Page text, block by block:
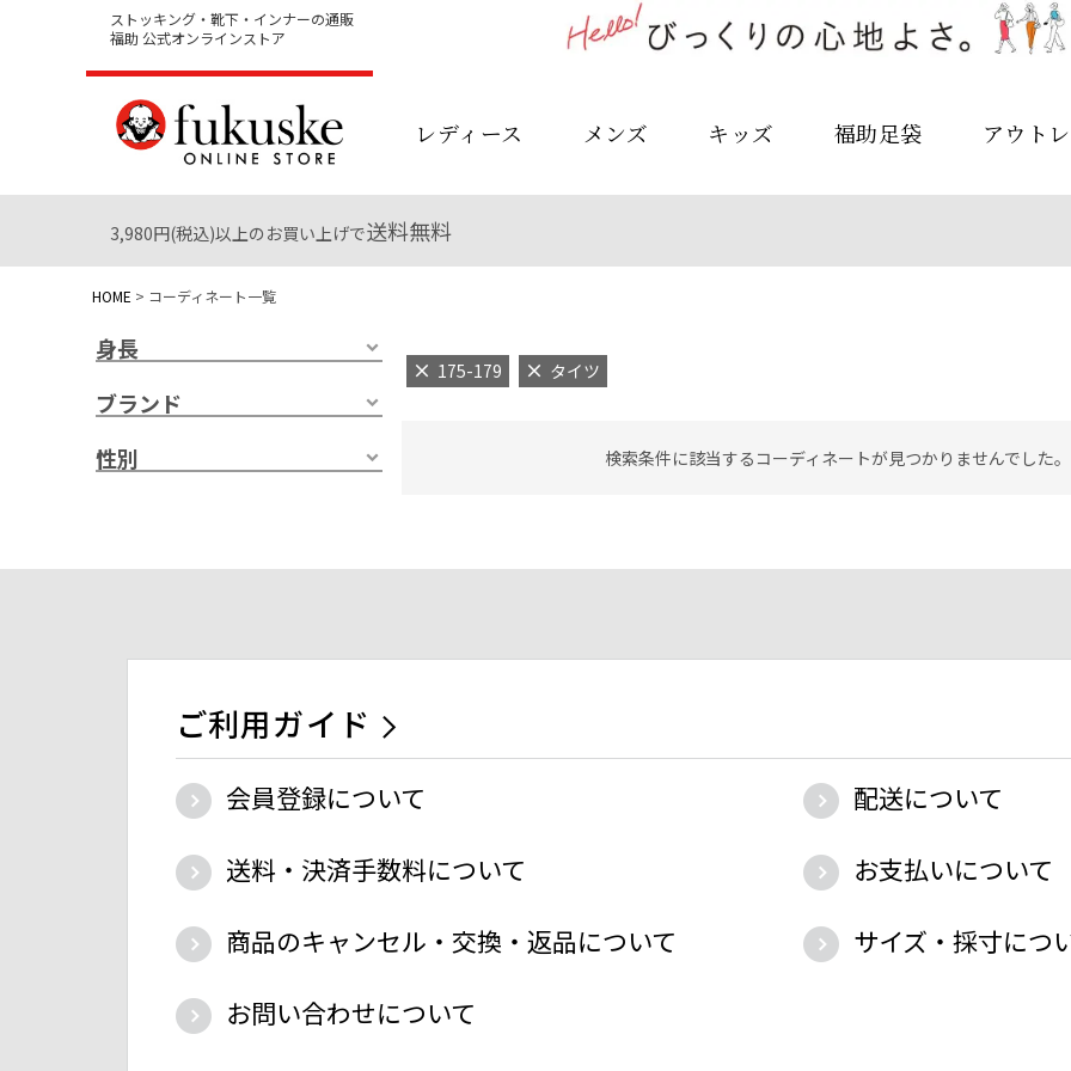
ストッキング・靴下・インナーの通販
福助 公式オンラインストア
レディース メンズ キッズ 福助足袋 アウト
3,980円(税込)以上のお買い上げで送料無料
HOME コーディネート一覧
身長
ブランド
性別
175-179 タイツ
検索条件に該当するコーディネートが見つかりませんでした
ご利用ガイド
会員登録について
配送について
送料・決済手数料について
お支払いについて
商品のキャンセル・交換・返品について
サイズ・採寸につ
お問い合わせについて